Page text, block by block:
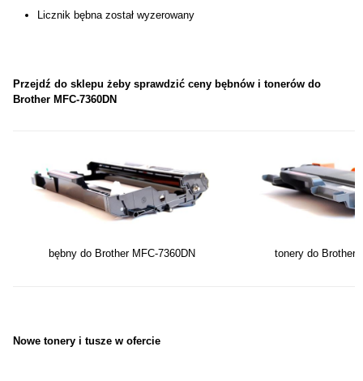
Licznik bębna został wyzerowany
Przejdź do sklepu żeby sprawdzić ceny bębnów i tonerów do
Brother MFC-7360DN
bębny do Brother MFC-7360DN tonery do Brother
Nowe tonery i tusze w ofercie